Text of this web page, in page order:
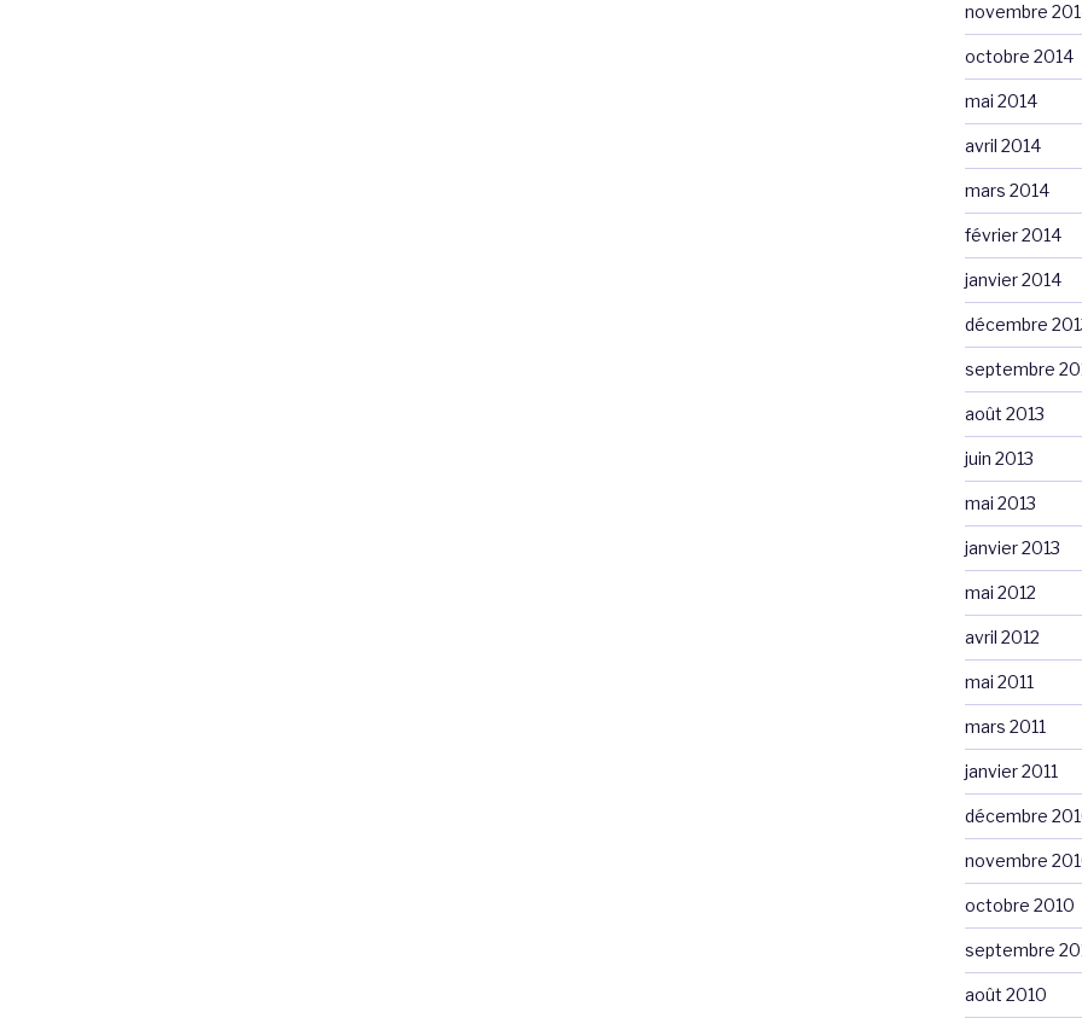
novembre
octobre 2014
mai 2014
avril 2014
mars 2014
février 2014
janvier 2014
décembre
septembre
août 2013
juin 2013
mai 2013
janvier 2013
mai 2012
avril 2012
mai 2011
mars 2011
janvier 2011
décembre
novembre
octobre 2010
septembre
août 2010